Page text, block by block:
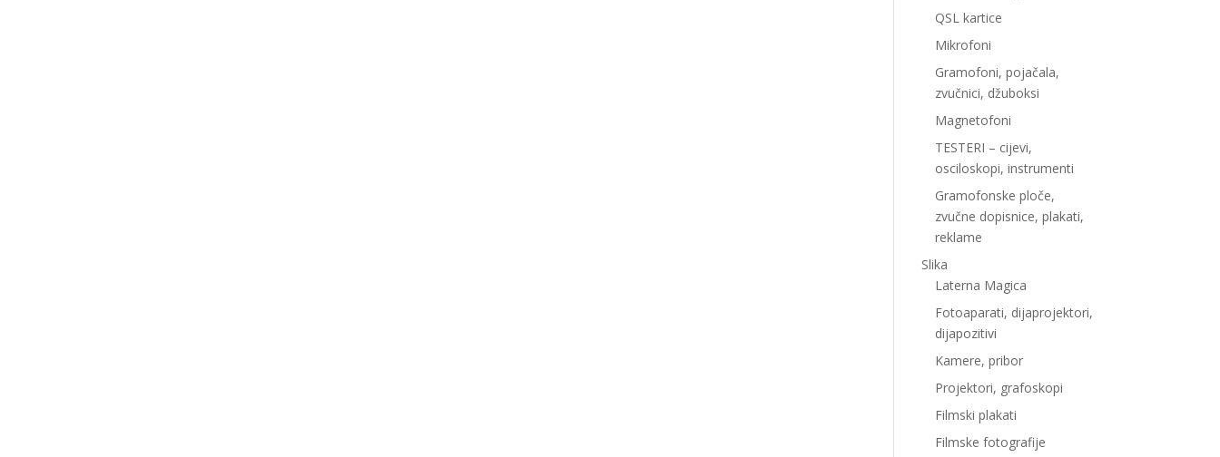
QSL kartice
Mikrofoni
Gramofoni, pojačala,
zvučnici, džuboksi
Magnetofoni
TESTERI – cijevi,
osciloskopi, instrumenti
Gramofonske ploče,
zvučne dopisnice, plakati,
reklame
Slika
Laterna Magica
Fotoaparati, dijaprojektori,
dijapozitivi
Kamere, pribor
Projektori, grafoskopi
Filmski plakati
Filmske fotografije